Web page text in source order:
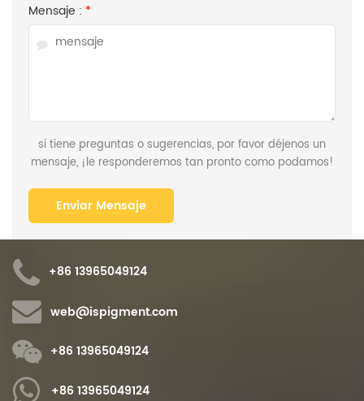
Mensaje : *
si tiene preguntas o sugerencias, por favor déjenos un
mensaje, ¡le responderemos tan pronto como podamos!
+86 13965049124
web@ispigment.com
+86 13965049124
+86 13965049124